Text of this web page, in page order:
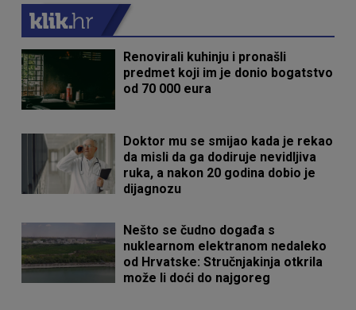
Renovirali kuhinju i pronašli
predmet koji im je donio bogatstvo
od 70 000 eura
Doktor mu se smijao kada je rekao
da misli da ga dodiruje nevidljiva
ruka, a nakon 20 godina dobio je
dijagnozu
Nešto se čudno događa s
nuklearnom elektranom nedaleko
od Hrvatske: Stručnjakinja otkrila
može li doći do najgoreg